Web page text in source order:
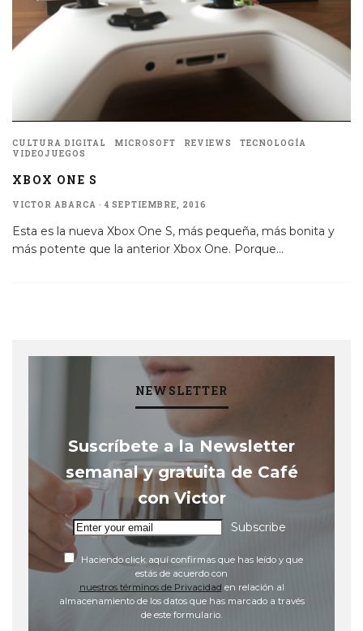
CULTURA DIGITAL MICROSOFT REVIEWS
TECNOLOGÍA
VIDEOJUEGOS
XBOX ONE S
VICTOR ABARCA · 4 SEPTIEMBRE, 2016
Esta es la nueva Xbox One S, más pequeña, más bonita y
más potente que la anterior Xbox One. Porque...
NEWSLETTER
Suscríbete a la Newsletter
semanal y gratuita de Café
con Victor
Subscribe
Haciendo click aquí confirmas que has leído y que
estás de acuerdo con
nuestros términos de Privacidad en relación al
almacenamiento de los datos que has marcado a través
de este formulario.